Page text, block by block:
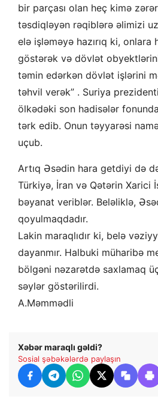
bir parçası olan heç kimə
təsdiqləyən rəqiblərə əlimizi
elə işləməyə hazırıq ki,
göstərək və dövlət
təmin edərkən dövlət işlərini
təhvil verək” . Suriya
ölkədəki son hadisələr
tərk edib. Onun təyyarəsi
uçub.
Artıq Əsədin hara getdiyi də
Türkiyə, İran və Qətərin Xarici
bəyanat veriblər. Beləliklə,
qoyulmaqdadır.
Lakin maraqlıdır ki, belə
dayanmır. Halbuki müharibə
bölgəni nəzarətdə saxlamaq
səylər göstərilirdi.
A.Məmmədli
Xəbər maraqlı gəldi?
Sosial şəbəkələrdə paylaşın